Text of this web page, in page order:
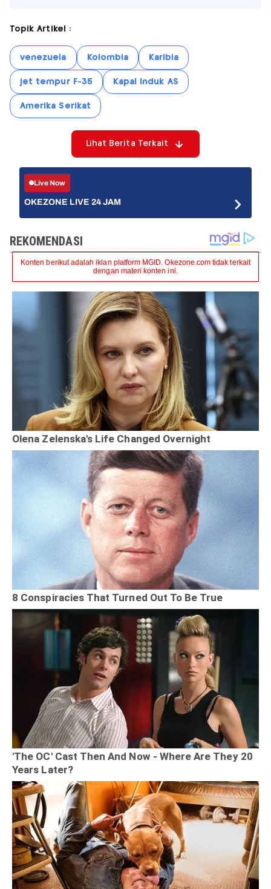
Topik Artikel :
venezuela Kolombia Karibia
jet tempur F-35 Kapal Induk AS
Amerika Serikat
Lihat Berita Terkait
Live Now
OKEZONE LIVE 24 JAM